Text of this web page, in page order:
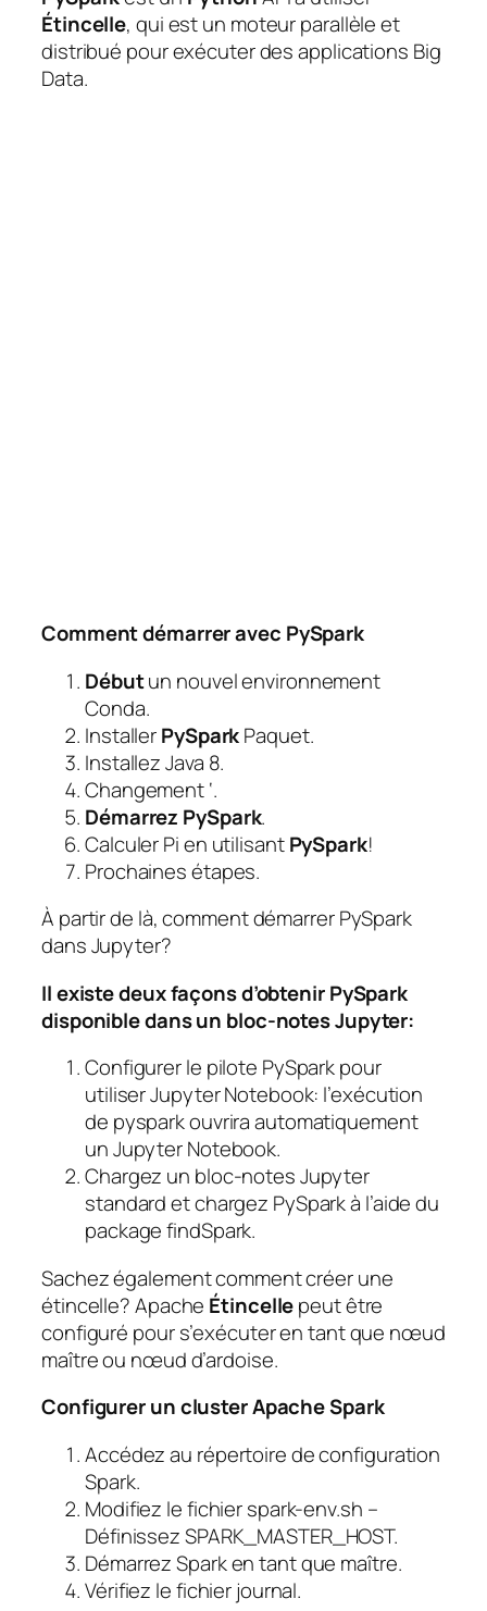
Étincelle, qui est un moteur parallèle et
distribué pour exécuter des applications Big
Data.
Comment démarrer avec PySpark
Débutun nouvel environnement
Conda.
InstallerPySparkPaquet.
Installez Java 8.
Changement ‘.
Démarrez PySpark.
Calculer Pi en utilisantPySpark!
Prochaines étapes.
À partir de là, comment démarrer PySpark
dans Jupyter?
Il existe deux façons d’obtenir PySpark
disponible dans un bloc-notes Jupyter:
Configurer le pilote PySpark pour
utiliser Jupyter Notebook: l’exécution
de pyspark ouvrira automatiquement
un Jupyter Notebook.
Chargez un bloc-notes Jupyter
standard et chargez PySpark à l’aide du
package findSpark.
Sachez également comment créer une
étincelle? Apache Étincellepeut être
configuré pour s’exécuter en tant que nœud
maître ou nœud d’ardoise.
Configurer un cluster Apache Spark
Accédez au répertoire de configuration
Spark.
Modifiez le fichier spark-env.sh –
Définissez SPARK_MASTER_HOST.
Démarrez Spark en tant que maître.
Vérifiez le fichier journal.